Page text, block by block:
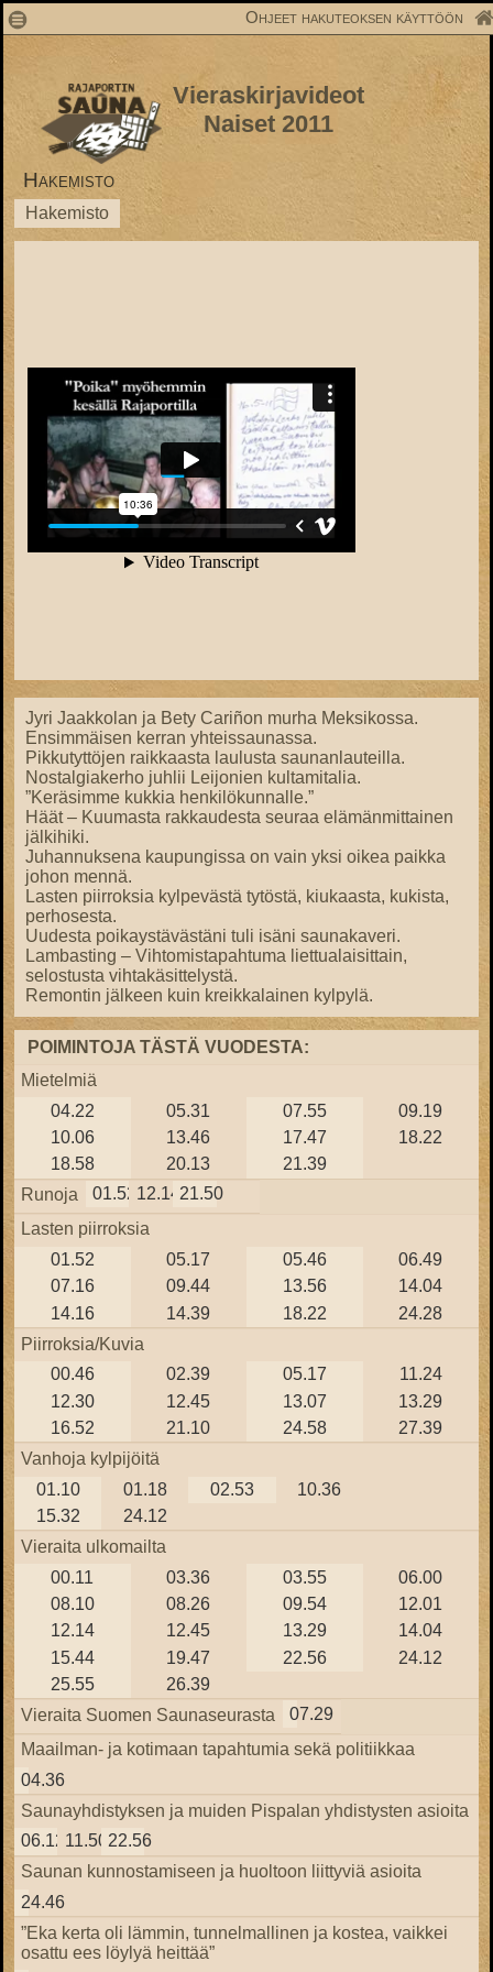
1 Ohjeet hakuteoksen käyttöön
Vieraskirjavideot
Naiset 2011
Hakemisto
Hakemisto
Jyri Jaakkolan ja Bety Cariñon murha Meksikossa.
Ensimmäisen kerran yhteissaunassa.
Pikkutyttöjen raikkaasta laulusta saunanlauteilla.
Nostalgiakerho juhlii Leijonien kultamitalia.
”Keräsimme kukkia henkilökunnalle.”
Häät – Kuumasta rakkaudesta seuraa elämänmittainen
jälkihiki.
Juhannuksena kaupungissa on vain yksi oikea paikka
johon mennä.
Lasten piirroksia kylpevästä tytöstä, kiukaasta, kukista,
perhosesta.
Uudesta poikaystävästäni tuli isäni saunakaveri.
Lambasting – Vihtomistapahtuma liettualaisittain,
selostusta vihtakäsittelystä.
Remontin jälkeen kuin kreikkalainen kylpylä.
POIMINTOJA TÄSTÄ VUODESTA:
Mietelmiä
04.22
05.31 07.55
09.19
10.06
13.46 17.47
18.22
18.58
20.13
21.39
Runoja
01.52 12.14 21.50
Lasten piirroksia
01.52
05.17 05.46
06.49
07.16
09.44 13.56
14.04
14.16
14.39 18.22
24.28
Piirroksia/Kuvia
00.46
02.39 05.17
11.24
12.30
12.45 13.07
13.29
16.52
21.10 24.58
27.39
Vanhoja kylpijöitä
01.10
01.18 02.53
10.36
15.32
24.12
Vieraita ulkomailta
00.11
03.36 03.55
06.00
08.10
08.26 09.54
12.01
12.14
12.45 13.29
14.04
15.44
19.47 22.56
24.12
25.55
26.39
Vieraita Suomen Saunaseurasta
07.29
Maailman- ja kotimaan tapahtumia sekä politiikkaa
04.36
Saunayhdistyksen ja muiden Pispalan yhdistysten asioita
06.12 11.50 22.56
Saunan kunnostamiseen ja huoltoon liittyviä asioita
24.46
”Eka kerta oli lämmin, tunnelmallinen ja kostea, vaikkei
osattu ees löylyä heittää”